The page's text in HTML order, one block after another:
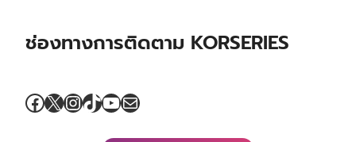
ช่องทางการติดตาม KORSERIES
Facebook
X Instagram
TikTok
YouTube
Mail